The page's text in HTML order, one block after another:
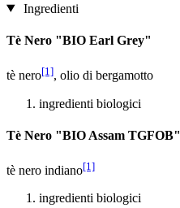
Ingredienti
Tè Nero "BIO Earl Grey"
tè nero[1], olio di bergamotto
ingredienti biologici
Tè Nero "BIO Assam TGFOB"
tè nero indiano[1]
ingredienti biologici